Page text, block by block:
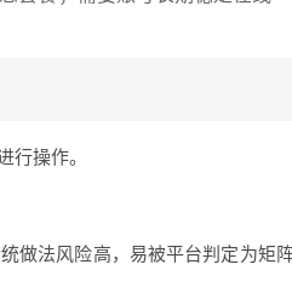
行操作。
做法风险高，易被平台判定为矩